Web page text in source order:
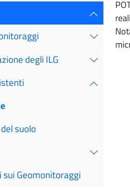
degli ILG
suolo
Geomonitoraggi